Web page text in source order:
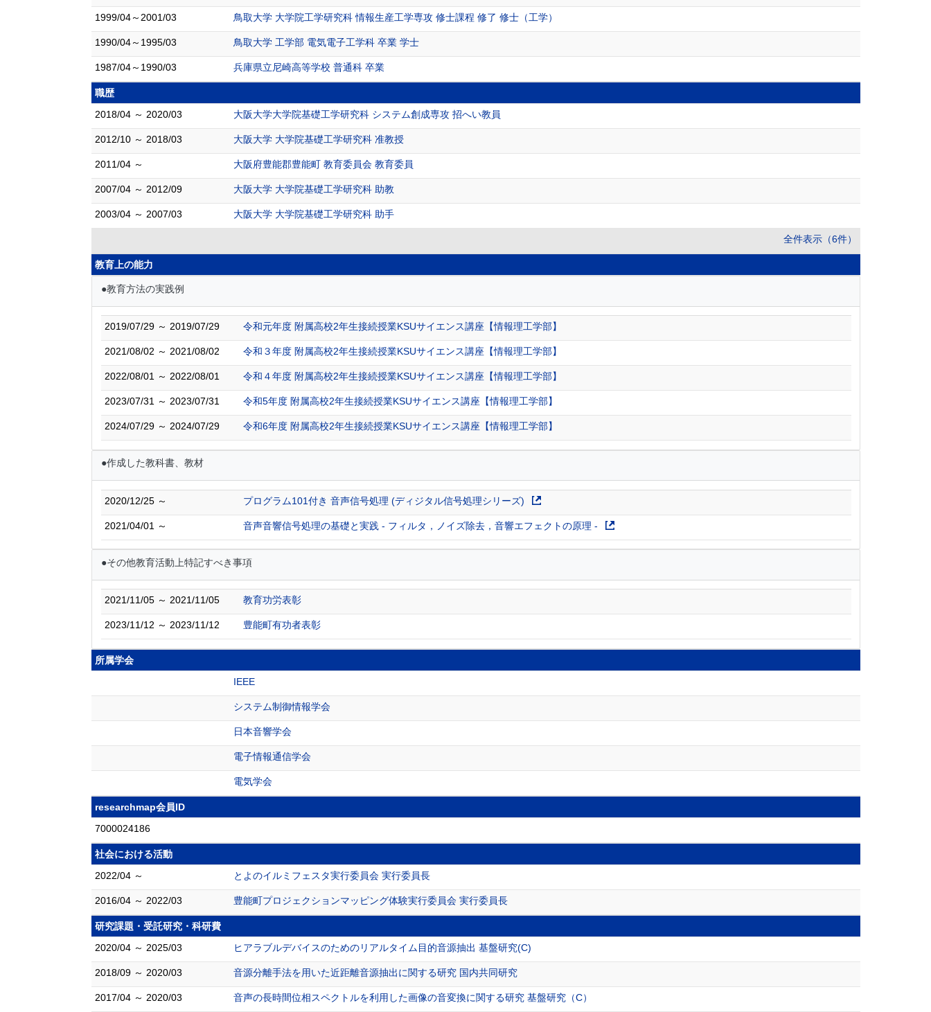
1999/04～2001/03 鳥取大学 大学院工学研究科 情報生産工学専攻 修士課程 修了 修士（工学）
1990/04～1995/03 鳥取大学 工学部 電気電子工学科 卒業 学士
1987/04～1990/03 兵庫県立尼崎高等学校 普通科 卒業
職歴
2018/04 ～ 2020/03
大阪大学大学院基礎工学研究科 システム創成専攻 招へい教員
2012/10 ～ 2018/03 大阪大学 大学院基礎工学研究科 准教授
2011/04 ～ 大阪府豊能郡豊能町 教育委員会 教育委員
2007/04 ～ 2012/09 大阪大学 大学院基礎工学研究科 助教
2003/04 ～ 2007/03 大阪大学 大学院基礎工学研究科 助手
全件表示（6件）
教育上の能力
●教育方法の実践例
2019/07/29 ～ 2019/07/29 令和元年度 附属高校2年生接続授業KSUサイエンス講座【情報理工学部】
2021/08/02 ～ 2021/08/02 令和３年度 附属高校2年生接続授業KSUサイエンス講座【情報理工学部】
2022/08/01 ～ 2022/08/01 令和４年度 附属高校2年生接続授業KSUサイエンス講座【情報理工学部】
2023/07/31 ～ 2023/07/31 令和5年度 附属高校2年生接続授業KSUサイエンス講座【情報理工学部】
2024/07/29 ～ 2024/07/29 令和6年度 附属高校2年生接続授業KSUサイエンス講座【情報理工学部】
●作成した教科書、教材
2020/12/25 ～ プログラム101付き 音声信号処理 (ディジタル信号処理シリーズ)
2021/04/01 ～ 音声音響信号処理の基礎と実践 - フィルタ，ノイズ除去，音響エフェクトの原理 -
●その他教育活動上特記すべき事項
2021/11/05 ～ 2021/11/05 教育功労表彰
2023/11/12 ～ 2023/11/12 豊能町有功者表彰
所属学会
IEEE
システム制御情報学会
日本音響学会
電子情報通信学会
電気学会
researchmap会員ID
7000024186
社会における活動
2022/04 ～
とよのイルミフェスタ実行委員会 実行委員長
2016/04 ～ 2022/03 豊能町プロジェクションマッピング体験実行委員会 実行委員長
研究課題・受託研究・科研費
2020/04 ～ 2025/03
ヒアラブルデバイスのためのリアルタイム目的音源抽出 基盤研究(C)
2018/09 ～ 2020/03 音源分離手法を用いた近距離音源抽出に関する研究 国内共同研究
2017/04 ～ 2020/03 音声の長時間位相スペクトルを利用した画像の音変換に関する研究 基盤研究（C）